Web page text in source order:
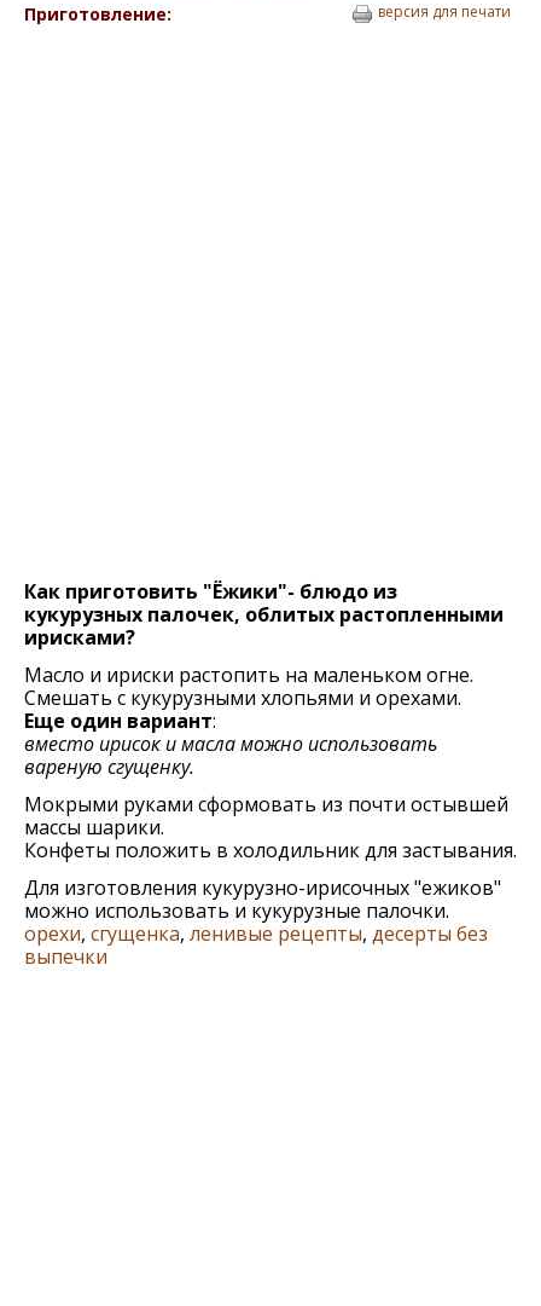
Приготовление: версия для печати
Как приготовить "Ёжики"- блюдо из
кукурузных палочек, облитых растопленными
ирисками?
Масло и ириски растопить на маленьком огне.
Смешать с кукурузными хлопьями и орехами.
Еще один вариант:
вместо ирисок и масла можно использовать
вареную сгущенку.
Мокрыми руками сформовать из почти остывшей
массы шарики.
Конфеты положить в холодильник для застывания.
Для изготовления кукурузно-ирисочных "ежиков"
можно использовать и кукурузные палочки.
орехи, сгущенка, ленивые рецепты, десерты без
выпечки